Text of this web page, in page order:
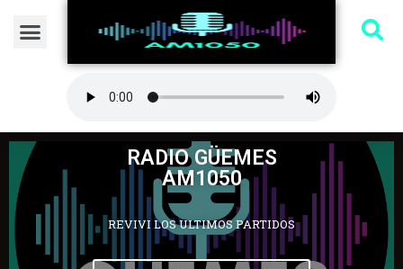
RADIO GÜEMES
AM1050
REVIVI LOS ULTIMOS PARTIDOS